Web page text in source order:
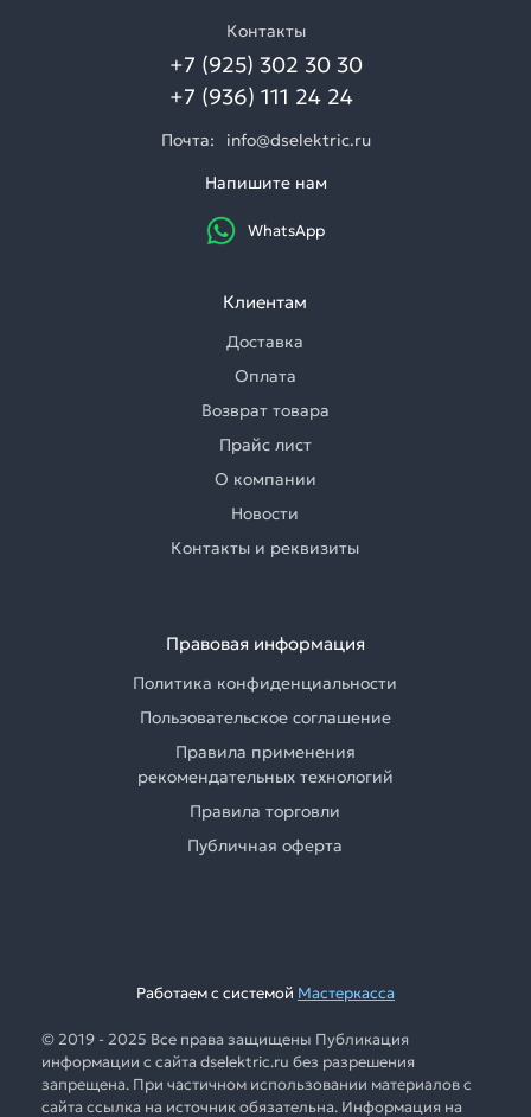
Контакты
+7 (925) 302 30 30
+7 (936) 111 24 24
Почта:
info@dselektric.ru
Напишите нам
WhatsApp
Клиентам
Доставка
Оплата
Возврат товара
Прайс лист
О компании
Новости
Контакты и реквизиты
Правовая информация
Политика конфиденциальности
Пользовательское соглашение
Правила применения
рекомендательных технологий
Правила торговли
Публичная оферта
Работаем с системой Мастеркасса
© 2019 - 2025 Все права защищены Публикация
информации с сайта dselektric.ru без разрешения
запрещена. При частичном использовании материалов с
сайта ссылка на источник обязательна. Информация на